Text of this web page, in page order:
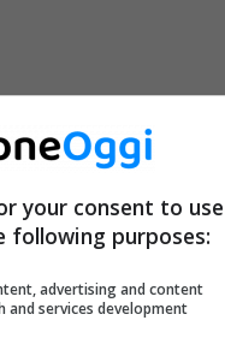
your consent to use
following purposes:
advertising and content
and services development